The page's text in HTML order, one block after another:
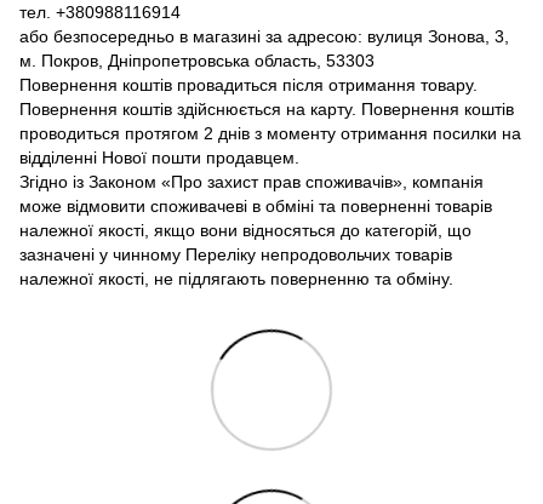
тел. +380988116914
або безпосередньо в магазині за адресою: вулиця Зонова, 3,
м. Покров, Дніпропетровська область, 53303
Повернення коштів провадиться після отримання товару.
Повернення коштів здійснюється на карту. Повернення коштів
проводиться протягом 2 днів з моменту отримання посилки на
відділенні Нової пошти продавцем.
Згідно із Законом «Про захист прав споживачів», компанія
може відмовити споживачеві в обміні та поверненні товарів
належної якості, якщо вони відносяться до категорій, що
зазначені у чинному Переліку непродовольчих товарів
належної якості, не підлягають поверненню та обміну.